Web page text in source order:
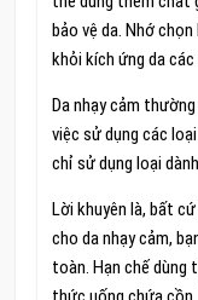
bảo vệ da. Nhớ
khỏi kích ứng da các
Da nhạy cảm
việc sử dụng các
chỉ sử dụng loại
Lời khuyên là, bất
cho da nhạy cảm,
toàn. Hạn chế dùng